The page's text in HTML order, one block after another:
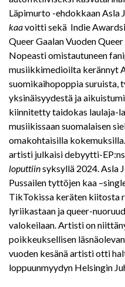
Läpimurto -ehdokkaan Asla
kaavoitti sekä Indie
Queer Gaalan Vuoden
Nopeasti omistautuneen
musiikkimedioilta kerännyt
suomikaihopoppia suruista,
yksinäisyydestä ja
kiinnitetty taidokas laulaja-
musiikissaan suomalaisen
omakohtaisilla
artisti julkaisi debyytti-
loputtiinsyksyllä 2024. Asla
Pussailen tyttöjen kaa
TikTokissa keräten kiitosta
lyriikastaan ja queer-
valokeilaan. Artisti on
poikkeuksellisen
vuoden kesänä artisti otti
loppuunmyydyn Helsingin